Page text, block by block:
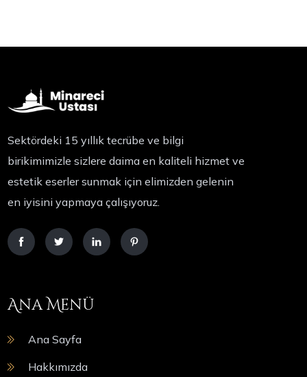
Sektördeki 15 yıllık tecrübe ve bilgi
birikimimizle sizlere daima en kaliteli hizmet ve
estetik eserler sunmak için elimizden gelenin
en iyisini yapmaya çalışıyoruz.
Ana Menü
Ana Sayfa
Hakkımızda